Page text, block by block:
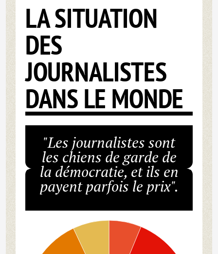
LA SITUATION
DES
JOURNALISTES
DANS LE MONDE
"Les journalistes sont
les chiens de garde de
la démocratie, et ils en
payent parfois le prix".